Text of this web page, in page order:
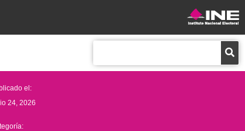
el:
24, 2026